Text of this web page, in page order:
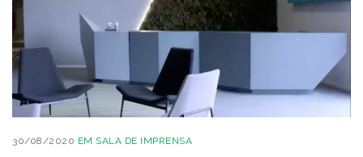
30/08/2020 EM SALA DE IMPRENSA